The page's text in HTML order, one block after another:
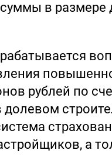
в размере
рублей по
долевом
а